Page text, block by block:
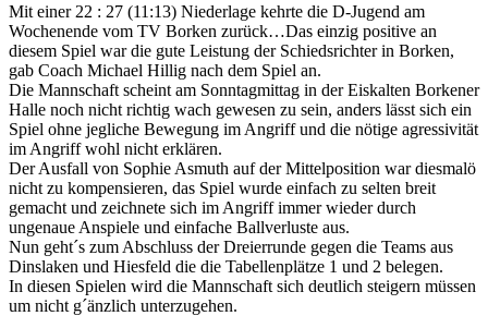
Mit einer 22 : 27 (11:13) Niederlage kehrte die D-Jugend am
Wochenende vom TV Borken zurück…Das einzig positive an
diesem Spiel war die gute Leistung der Schiedsrichter in Borken,
gab Coach Michael Hillig nach dem Spiel an.
Die Mannschaft scheint am Sonntagmittag in der Eiskalten Borkener
Halle noch nicht richtig wach gewesen zu sein, anders lässt sich ein
Spiel ohne jegliche Bewegung im Angriff und die nötige agressivität
im Angriff wohl nicht erklären.
Der Ausfall von Sophie Asmuth auf der Mittelposition war diesmalö
nicht zu kompensieren, das Spiel wurde einfach zu selten breit
gemacht und zeichnete sich im Angriff immer wieder durch
ungenaue Anspiele und einfache Ballverluste aus.
Nun geht´s zum Abschluss der Dreierrunde gegen die Teams aus
Dinslaken und Hiesfeld die die Tabellenplätze 1 und 2 belegen.
In diesen Spielen wird die Mannschaft sich deutlich steigern müssen
um nicht g´änzlich unterzugehen.